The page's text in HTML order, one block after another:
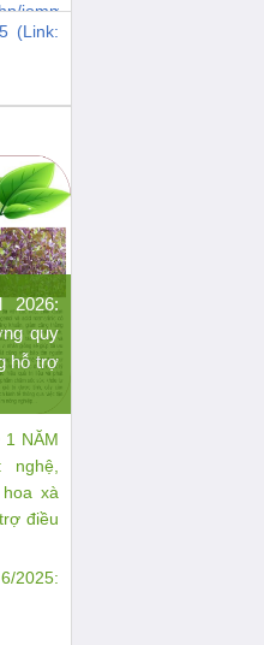
jomm/issue/view/38)
(Link:
2026:
quy
hỗ trợ
1 NĂM
nghệ,
xà
điều
2025: